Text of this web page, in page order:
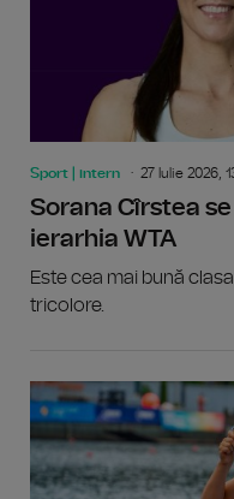
Sport | intern 27 Iulie 2026,
Sorana Cîrstea
ierarhia WTA
Este cea mai bună
tricolore.